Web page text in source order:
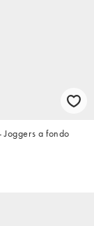
Joggers a fondo